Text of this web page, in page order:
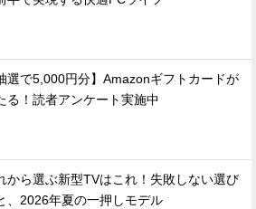
選で5,000円分】Amazonギフトカードが
る！読者アンケート実施中
から選ぶ新型TVはこれ！失敗しない選び
、2026年夏の一押しモデル